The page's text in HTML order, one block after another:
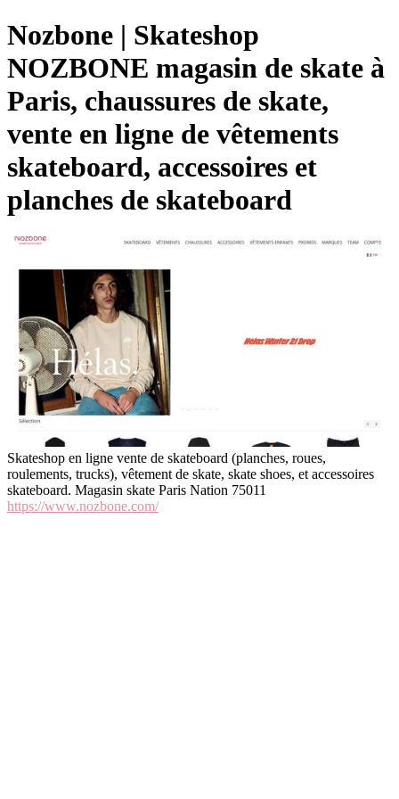
Nozbone | Skateshop
NOZBONE magasin de skate à
Paris, chaussures de skate,
vente en ligne de vêtements
skateboard, accessoires et
planches de skateboard
Skateshop en ligne vente de skateboard (planches, roues,
roulements, trucks), vêtement de skate, skate shoes, et accessoires
skateboard. Magasin skate Paris Nation 75011
https://www.nozbone.com/